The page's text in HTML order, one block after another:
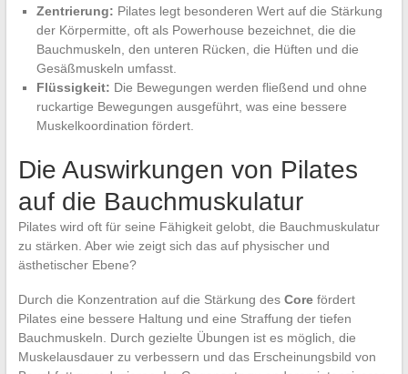
Zentrierung: Pilates legt besonderen Wert auf die Stärkung
der Körpermitte, oft als Powerhouse bezeichnet, die die
Bauchmuskeln, den unteren Rücken, die Hüften und die
Gesäßmuskeln umfasst.
Flüssigkeit: Die Bewegungen werden fließend und ohne
ruckartige Bewegungen ausgeführt, was eine bessere
Muskelkoordination fördert.
Die Auswirkungen von Pilates
auf die Bauchmuskulatur
Pilates wird oft für seine Fähigkeit gelobt, die Bauchmuskulatur
zu stärken. Aber wie zeigt sich das auf physischer und
ästhetischer Ebene?
Durch die Konzentration auf die Stärkung des Corefördert
Pilates eine bessere Haltung und eine Straffung der tiefen
Bauchmuskeln. Durch gezielte Übungen ist es möglich, die
Muskelausdauer zu verbessern und das Erscheinungsbild von